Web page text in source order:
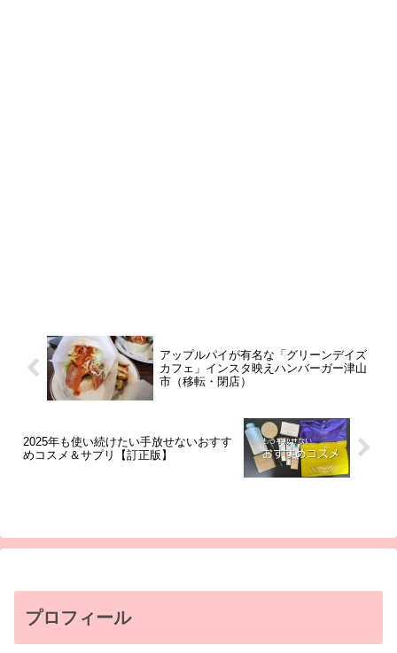
アップルパイが有名な「グリーンデイズ
カフェ」インスタ映えハンバーガー津山
市（移転・閉店）
2025年も使い続けたい手放せないおすす
めコスメ＆サプリ【訂正版】
プロフィール